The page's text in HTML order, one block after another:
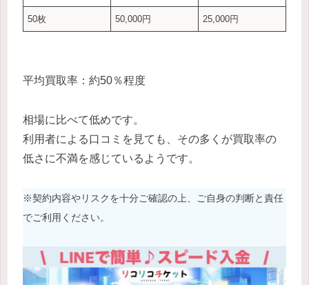
50枚 50,000円 25,000円
平均買取率：約50％程度
相場に比べて低めです。
利用者による口コミを見ても、その多くが買取率の
低さに不満を感じているようです。
※契約内容やリスクを十分ご確認の上、ご自身の判断と責任
でご利用ください。